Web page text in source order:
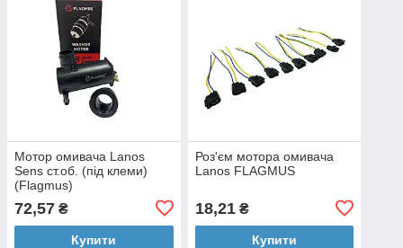
Мотор омивача Lanos
Sens ст.об. (під клеми)
(Flagmus)
72,57 ₴
Купити
Роз'єм мотора омивача
Lanos FLAGMUS
18,21₴
Купити